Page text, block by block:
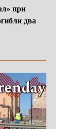
при
два